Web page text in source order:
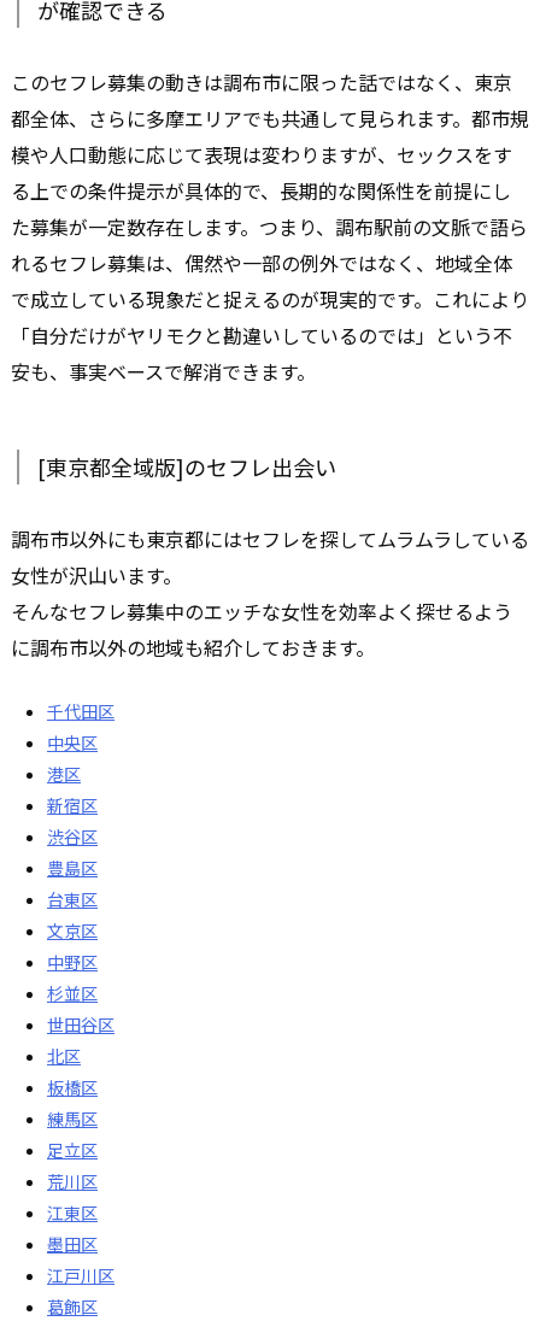
が確認できる
このセフレ募集の動きは調布市に限った話ではなく、東京
都全体、さらに多摩エリアでも共通して見られます。都市規
模や人口動態に応じて表現は変わりますが、セックスをす
る上での条件提示が具体的で、長期的な関係性を前提にし
た募集が一定数存在します。つまり、調布駅前の文脈で語ら
れるセフレ募集は、偶然や一部の例外ではなく、地域全体
で成立している現象だと捉えるのが現実的です。これにより
「自分だけがヤリモクと勘違いしているのでは」という不
安も、事実ベースで解消できます。
[東京都全域版]のセフレ出会い
調布市以外にも東京都にはセフレを探してムラムラしている
女性が沢山います。
そんなセフレ募集中のエッチな女性を効率よく探せるよう
に調布市以外の地域も紹介しておきます。
千代田区
中央区
港区
新宿区
渋谷区
豊島区
台東区
文京区
中野区
杉並区
世田谷区
北区
板橋区
練馬区
足立区
荒川区
江東区
墨田区
江戸川区
葛飾区